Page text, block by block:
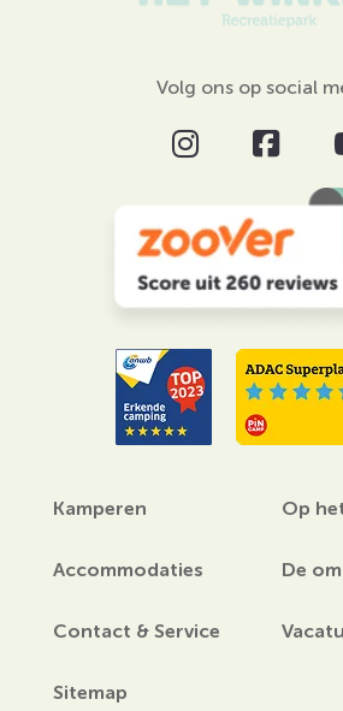
Volg ons op social
Kamperen
Accommodaties
Contact & Service
Sitemap
Op
De